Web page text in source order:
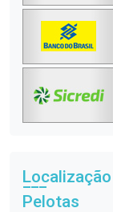
Pelotas